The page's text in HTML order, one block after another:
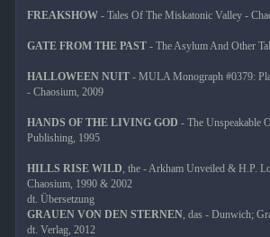
FREAKSHOW- Tales Of The Miskatonic Valley -
GATE FROM THE PAST- The Asylum And Other
HALLOWEEN NUIT- MULA Monograph #0379:
- Chaosium, 2009
HANDS OF THE LIVING GOD - The Unspeakable
Publishing, 1995
HILLS RISE WILD , the - Arkham Unveiled & H.P.
Chaosium, 1990 & 2002
dt. Übersetzung
GRAUEN VON DEN STERNEN, das - Dunwich;
dt. Verlag, 2012